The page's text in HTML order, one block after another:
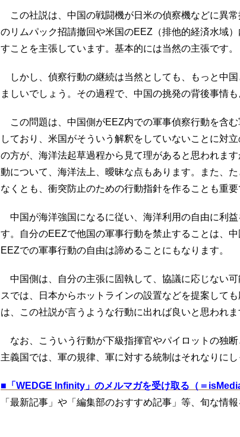
この社説は、中国の戦闘機が日米の偵察機などに異
のリムパック招請撤回や米国のEEZ（排他的経済水域
すことを主張しています。基本的には当然の主張です。
しかし、偵察行動の継続は当然としても、もっと中
ましいでしょう。その過程で、中国の挑発の背後事情
この問題は、中国側がEEZ内での軍事偵察行動を含
しており、米国がそういう解釈をしていないことに対
の方が、海洋法起草過程から見て理があると思われま
動について、海洋法上、曖昧な点もあります。また、
なくとも、衝突防止のための行動指針を作ることも重要
中国が海洋強国になるに従い、海洋利用の自由に利益
す。自分のEEZで他国の軍事行動を禁止することは、
EEZでの軍事行動の自由は諦めることにもなります。
中国側は、自分の主張に固執して、協議に応じない
スでは、日本からホットラインの設置などを提案して
は、この社説が言うような行動に出れば良いと思われま
なお、こういう行動が下級指揮官やパイロットの独
主義国では、軍の規律、軍に対する統制はそれなりにし
■ 「WEDGE Infinity」のメルマガを受け取る（＝
「最新記事」や「編集部のおすすめ記事」等、旬な情報